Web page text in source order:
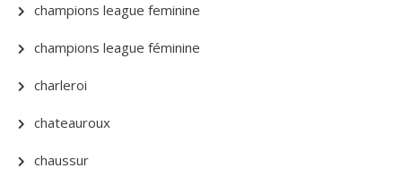
champions league feminine
champions league féminine
charleroi
chateauroux
chaussur